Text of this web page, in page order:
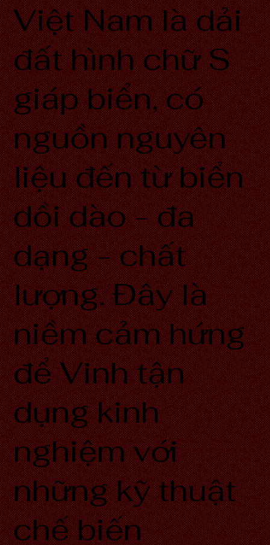
Việt Nam là dải
đất hình chữ S
giáp biển, có
nguồn nguyên
liệu đến từ biển
dồi dào - đa
dạng - chất
lượng. Đây là
niềm cảm hứng
để Vinh tận
dụng kinh
nghiệm với
những kỹ thuật
chế biến